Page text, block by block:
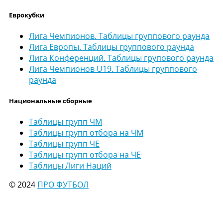
Еврокубки
Лига Чемпионов. Таблицы группового раунда
Лига Европы. Таблицы группового раунда
Лига Конференций. Таблицы групового раунда
Лига Чемпионов U19. Таблицы группового
раунда
Национальные сборные
Таблицы групп ЧМ
Таблицы групп отбора на ЧМ
Таблицы групп ЧЕ
Таблицы групп отбора на ЧЕ
Таблицы Лиги Наций
© 2024 ПРО ФУТБОЛ